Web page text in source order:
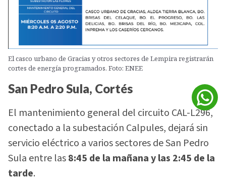
El casco urbano de Gracias y otros sectores de Lempira registrarán
cortes de energía programados. Foto: ENEE
San Pedro Sula, Cortés
El mantenimiento general del circuito CAL-L296,
conectado a la subestación Calpules, dejará sin
servicio eléctrico a varios sectores de San Pedro
Sula entre las8:45 de la mañana y las 2:45 de la
tarde.